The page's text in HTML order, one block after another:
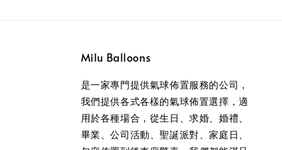
Milu Balloons
是一家專門提供氣球佈置服務的公司，
我們提供各式各樣的氣球佈置選擇，適
用於各種場合，從生日、求婚、婚禮、
畢業、公司活動、聖誕派對、家庭日、